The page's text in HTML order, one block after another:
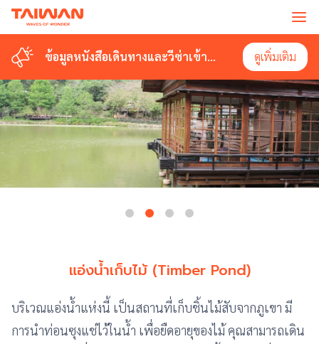
ข้อมูลหนังสือเดินทางและวีซ่าเข้า
ดูเพิ่มเติม
แอ่งน้ำเก็บไม้ (Timber Pond)
บริเวณแอ่งน้ำแห่งนี้ เป็นสถานที่เก็บชิ้นไม้สับจากภูเขา มี
การนำท่อนซุงแช่ไว้ในน้ำ เพื่อยืดอายุของไม้ คุณสามารถเดิน